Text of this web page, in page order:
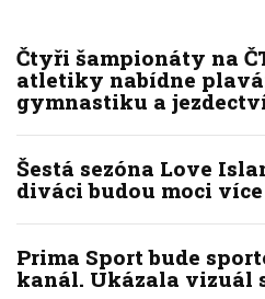
Čtyři šampionáty na
atletiky nabídne
gymnastiku a
Šestá sezóna Love
diváci budou moci
Prima Sport bude
kanál. Ukázala vizuál